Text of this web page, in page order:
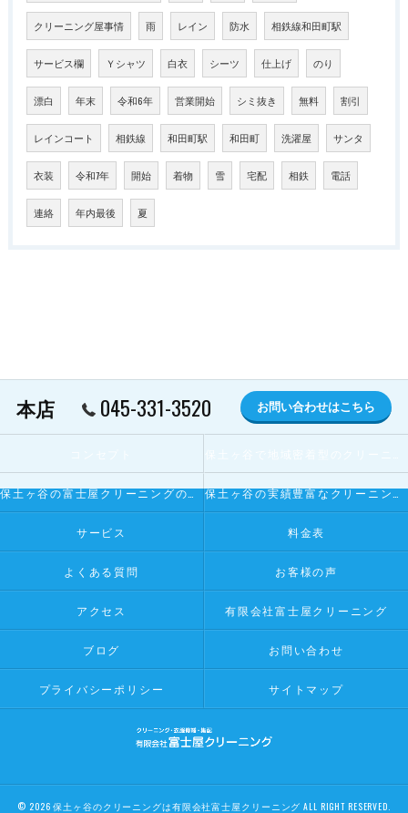
クリーニング屋事情 雨 レイン 防水 相鉄線和田町駅
サービス欄 Ｙシャツ 白衣 シーツ 仕上げ のり
漂白 年末 令和6年 営業開始 シミ抜き 無料 割引
レインコート 相鉄線 和田町駅 和田町 洗濯屋 サンタ
衣装 令和7年 開始 着物 雪 宅配 相鉄 電話
連絡 年内最後 夏
本店 045-331-3520 お問い合わせはこちら
保土ヶ谷の富士屋クリーニングの寄せられるお客様の声 保土ヶ谷の実績豊富なクリーニング屋
サービス 料金表
よくある質問 お客様の声
アクセス 有限会社富士屋クリーニング
ブログ お問い合わせ
プライバシーポリシー サイトマップ
© 2026 保土ヶ谷のクリーニングは有限会社富士屋クリーニング ALL RIGHT RESERVED.